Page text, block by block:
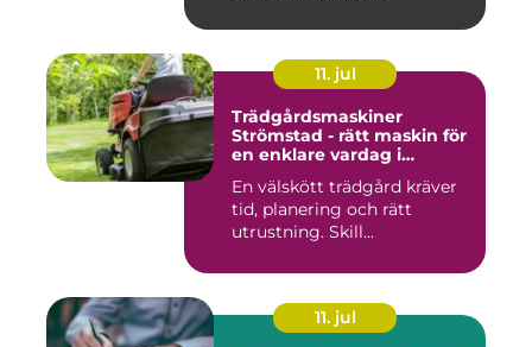
11. jul
Trädgårdsmaskiner
Strömstad - rätt maskin för
en enklare vardag i
En välskött trädgård kräver
tid, planering och rätt
utrustning. Skill...
11. jul